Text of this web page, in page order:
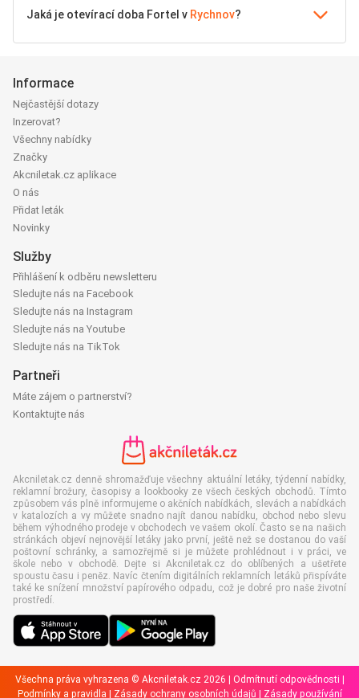
Jaká je otevírací doba Fortel v Rychnov?
Informace
Nejčastější dotazy
Inzerovat?
Všechny nabídky
Značky
Akcniletak.cz aplikace
O nás
Přidat leták
Novinky
Služby
Přihlášení k odběru newsletteru
Sledujte nás na Facebook
Sledujte nás na Instagram
Sledujte nás na Youtube
Sledujte nás na TikTok
Partneři
Máte zájem o partnerství?
Kontaktujte nás
Akcniletak.cz denně shromažďuje všechny aktuální letáky, týdenní nabídky,
reklamní brožury, časopisy a lookbooky ze všech českých obchodů. Tímto
způsobem vás plně informujeme o akčních nabídkách, slevách a nabídkách
v katalozích a vy můžete snadno najít danou nabídku, obchod nebo slevu
během výhodného prodeje v obchodech ve vašem okolí. Často se na našich
stránkách objeví nejnovější letáky jako první, ještě než se dostanou do vaší
poštovní schránky, a samozřejmě si je můžete prohlédnout i v práci, ve
škole nebo v obchodě. Dejte si Akcniletak.cz do oblíbených a ušetřete
spoustu času i peněz. Navíc čtením digitálních reklamních letáků přispíváte
také ke snížení množství papírového odpadu, což je dobré pro naše životní
prostředí.
Všechna práva vyhrazena © Akcniletak.cz 2026 | Odmítnutí odpovědnosti
Podmínky a pravidla
Zásady ochrany osobních údajů Zásady používání